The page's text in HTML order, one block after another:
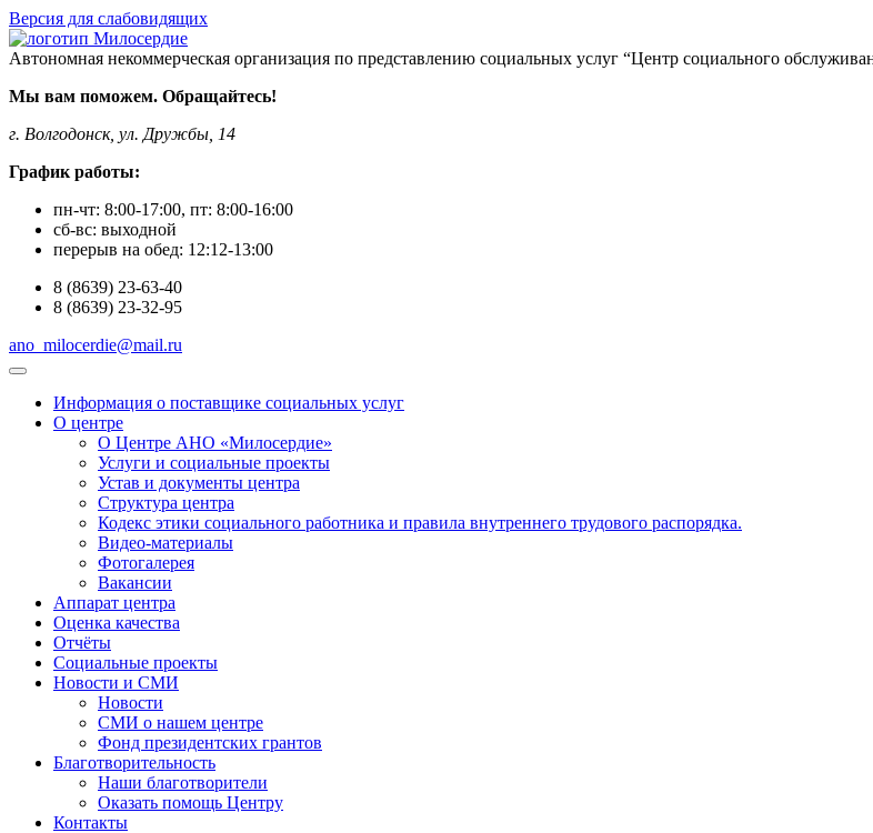
Версия для слабовидящих
Автономная некоммерческая организация по представлению социальных услуг “Центр социального
Мы вам поможем. Обращайтесь!
г. Волгодонск, ул. Дружбы, 14
График работы:
пн-чт: 8:00-17:00, пт: 8:00-16:00
сб-вс: выходной
перерыв на обед: 12:12-13:00
8 (8639) 23-63-40
8 (8639) 23-32-95
ano_milocerdie@mail.ru
Информация о поставщике социальных услуг
О центре
О Центре АНО «Милосердие»
Услуги и социальные проекты
Устав и документы центра
Структура центра
Кодекс этики социального работника и правила внутреннего трудового распорядка.
Видео-материалы
Фотогалерея
Вакансии
Аппарат центра
Оценка качества
Отчёты
Социальные проекты
Новости и СМИ
Новости
СМИ о нашем центре
Фонд президентских грантов
Благотворительность
Наши благотворители
Оказать помощь Центру
Контакты